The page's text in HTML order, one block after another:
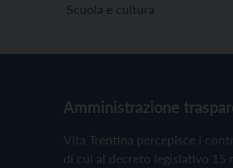
Scuola e cultura
Amministrazione
Vita Trentina percepisce i
di cui al decreto legislativo 15